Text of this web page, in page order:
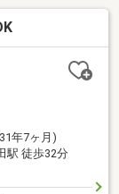
ーションタン
上水に加え
・車で6分100
有徒歩すぐに
車で30分の奥
年7ヶ月)
駅 徒歩32分